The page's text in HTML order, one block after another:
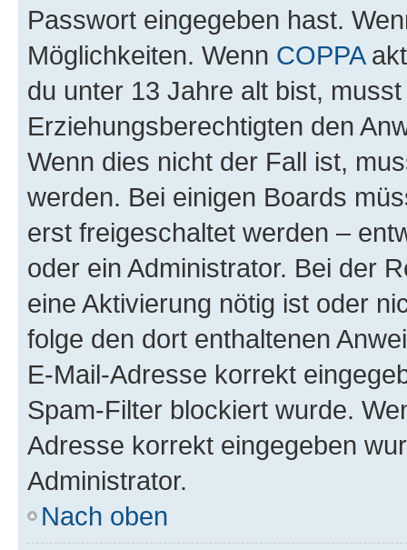
Passwort eingegeben hast.
Möglichkeiten. Wenn COPPA
du unter 13 Jahre alt bist,
Erziehungsberechtigten den
Wenn dies nicht der Fall ist,
werden. Bei einigen Boards
erst freigeschaltet werden –
oder ein Administrator. Bei der
eine Aktivierung nötig ist oder
folge den dort enthaltenen
E-Mail-Adresse korrekt
Spam-Filter blockiert wurde.
Adresse korrekt eingegeben
Administrator.
Nach oben